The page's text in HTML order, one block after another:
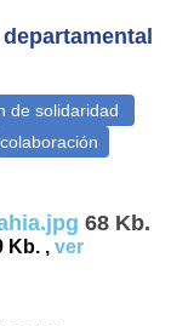
68 Kb.
Kb. ,ver